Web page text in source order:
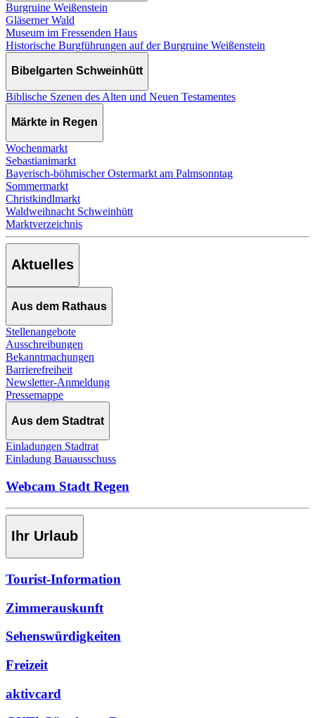
Burgruine Weißenstein
Gläserner Wald
Museum im Fressenden Haus
Historische Burgführungen auf der Burgruine Weißenstein
Bibelgarten Schweinhütt
Biblische Szenen des Alten und Neuen Testamentes
Märkte in Regen
Wochenmarkt
Sebastianimarkt
Bayerisch-böhmischer Ostermarkt am Palmsonntag
Sommermarkt
Christkindlmarkt
Waldweihnacht Schweinhütt
Marktverzeichnis
Aktuelles
Aus dem Rathaus
Stellenangebote
Ausschreibungen
Bekanntmachungen
Barrierefreiheit
Newsletter-Anmeldung
Pressemappe
Aus dem Stadtrat
Einladungen Stadtrat
Einladung Bauausschuss
Webcam Stadt Regen
Ihr Urlaub
Tourist-Information
Zimmerauskunft
Sehenswürdigkeiten
Freizeit
aktivcard